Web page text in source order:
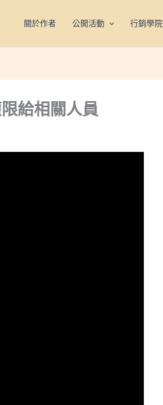
關於作者 公開活動 行銷學院
給相關人員